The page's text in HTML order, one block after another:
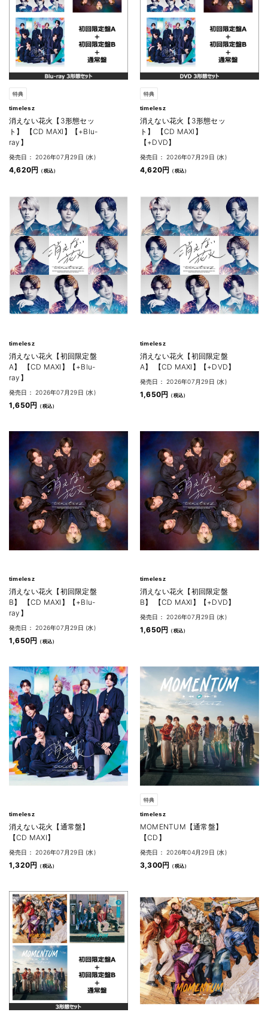
特典
timelesz
消えない花火【3形態セッ
ト】 【CD MAXI】【+Blu-
ray】
発売日： 2026年07月29日 (水)
4,620円
特典
timelesz
消えない花火【3形態セッ
ト】 【CD MAXI】
【+DVD】
発売日： 2026年07月29日 (水)
4,620円
timelesz
消えない花火【初回限定盤
A】 【CD MAXI】【+Blu-
ray】
発売日： 2026年07月29日 (水)
1,650円
timelesz
消えない花火【初回限定盤
A】 【CD MAXI】【+DVD】
発売日： 2026年07月29日 (水)
1,650円
timelesz
消えない花火【初回限定盤
B】 【CD MAXI】【+Blu-
ray】
発売日： 2026年07月29日 (水)
1,650円
timelesz
消えない花火【初回限定盤
B】 【CD MAXI】【+DVD】
発売日： 2026年07月29日 (水)
1,650円
timelesz
消えない花火【通常盤】
【CD MAXI】
発売日： 2026年07月29日 (水)
1,320円
特典
timelesz
MOMENTUM【通常盤】
【CD】
発売日： 2026年04月29日 (水)
3,300円